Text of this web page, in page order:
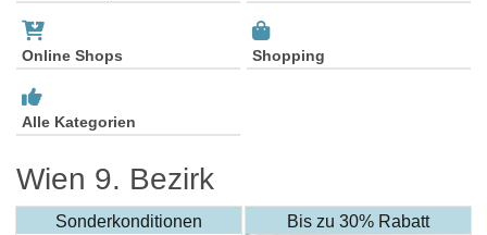
Online Shops Shopping
Alle Kategorien
Wien 9. Bezirk
Sonderkonditionen Bis zu 30% Rabatt